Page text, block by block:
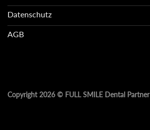
Datenschutz
AGB
Copyright 2026 © FULL SMILE Dental Partner